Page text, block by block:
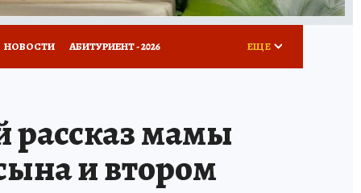
НОВОСТИ АБИТУРИЕНТ - 2026
ЗАДАЙ ВОПРОС ГАИ
ЧЕЛОВЕК ГОРОДА-2024
ЕЩЕ
рассказ мамы
и втором